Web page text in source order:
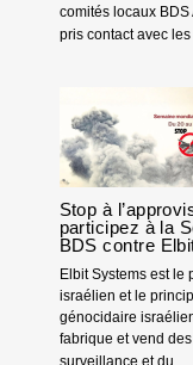
comités locaux
pris contact avec les
Stop à
participez à la
BDS contre
Elbit Systems est le
israélien et le
génocidaire
fabrique et vend
surveillance et du